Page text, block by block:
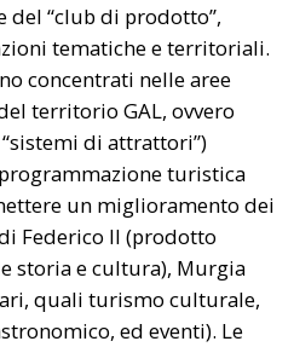
del “club di prodotto”,
tematiche e territoriali.
concentrati nelle aree
territorio GAL, ovvero
di attrattori”)
turistica
un miglioramento dei
Federico II (prodotto
storia e cultura), Murgia
quali turismo culturale,
ed eventi). Le